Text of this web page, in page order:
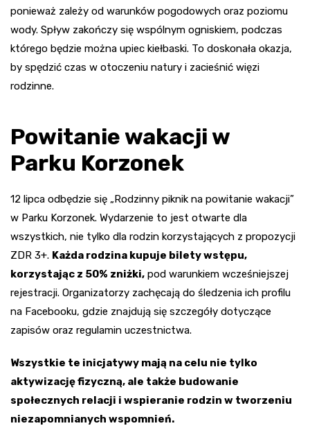
ponieważ zależy od warunków pogodowych oraz poziomu
wody. Spływ zakończy się wspólnym ogniskiem, podczas
którego będzie można upiec kiełbaski. To doskonała okazja,
by spędzić czas w otoczeniu natury i zacieśnić więzi
rodzinne.
Powitanie wakacji w
Parku Korzonek
12 lipca odbędzie się „Rodzinny piknik na powitanie wakacji”
w Parku Korzonek. Wydarzenie to jest otwarte dla
wszystkich, nie tylko dla rodzin korzystających z propozycji
ZDR 3+. Każda rodzina kupuje bilety wstępu,
korzystając z 50% zniżki, pod warunkiem wcześniejszej
rejestracji. Organizatorzy zachęcają do śledzenia ich profilu
na Facebooku, gdzie znajdują się szczegóły dotyczące
zapisów oraz regulamin uczestnictwa.
Wszystkie te inicjatywy mają na celu nie tylko
aktywizację fizyczną, ale także budowanie
społecznych relacji i wspieranie rodzin w tworzeniu
niezapomnianych wspomnień.